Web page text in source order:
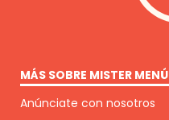
MÁS SOBRE MISTER MENÚ
Anúnciate con nosotros